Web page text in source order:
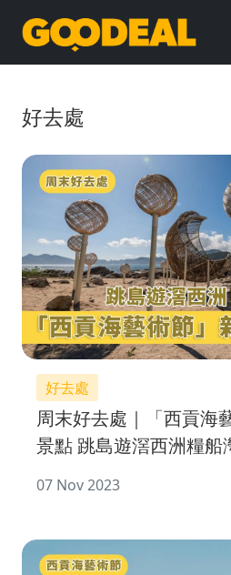
GOODEAL
早
早
鳥
好去處
好去處
周末好去處｜「西貢海
景點 跳島遊滘西洲糧船
07 Nov 2023